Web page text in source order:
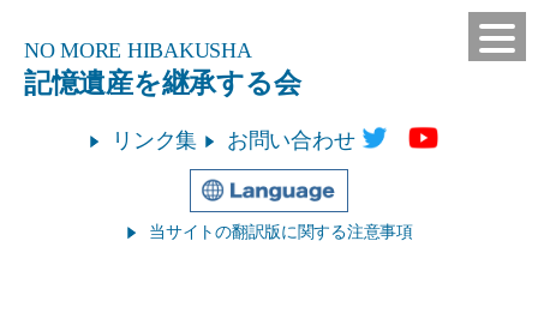
NO MORE HIBAKUSHA
記憶遺産を継承する会
リンク集 お問い合わせ
当サイトの翻訳版に関する注意事項